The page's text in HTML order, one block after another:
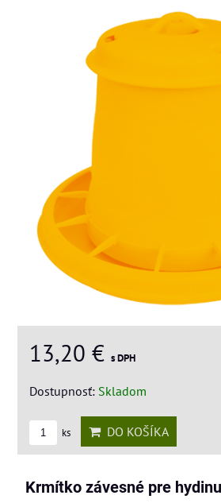
13,20 € s DPH
Dostupnosť: Skladom
ks DO KOŠÍKA
Krmítko závesné pre